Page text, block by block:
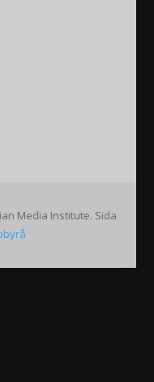
Media Institute. Sida